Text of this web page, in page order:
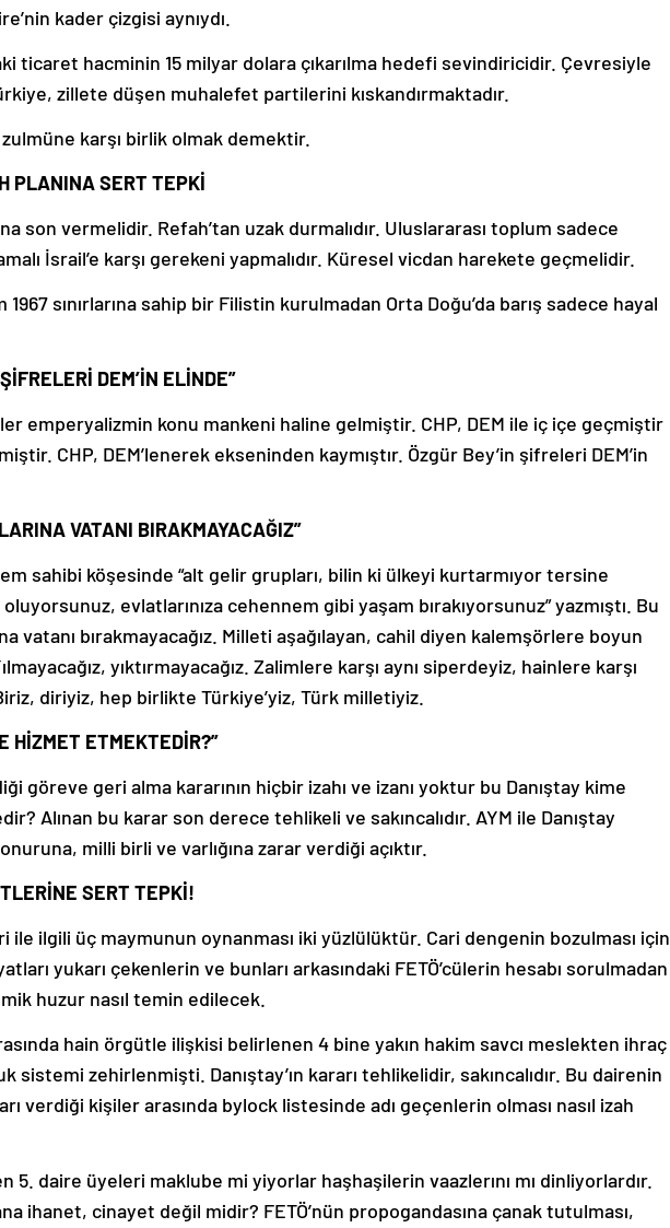
kader çizgisi aynıydı.
ticaret hacminin 15 milyar dolara çıkarılma hedefi sevindiricidir. Çevresiyle
zillete düşen muhalefet partilerini kıskandırmaktadır.
karşı birlik olmak demektir.
PLANINA SERT TEPKİ
son vermelidir. Refah’tan uzak durmalıdır. Uluslararası toplum sadece
İsrail’e karşı gerekeni yapmalıdır. Küresel vicdan harekete geçmelidir.
sınırlarına sahip bir Filistin kurulmadan Orta Doğu’da barış sadece hayal
DEM’İN ELİNDE”
emperyalizmin konu mankeni haline gelmiştir. CHP, DEM ile iç içe geçmiştir
CHP, DEM’lenerek ekseninden kaymıştır. Özgür Bey’in şifreleri DEM’in
VATANI BIRAKMAYACAĞIZ”
sahibi köşesinde “alt gelir grupları, bilin ki ülkeyi kurtarmıyor tersine
oluyorsunuz, evlatlarınıza cehennem gibi yaşam bırakıyorsunuz” yazmıştı. Bu
vatanı bırakmayacağız. Milleti aşağılayan, cahil diyen kalemşörlere boyun
yıktırmayacağız. Zalimlere karşı aynı siperdeyiz, hainlere karşı
diriyiz, hep birlikte Türkiye’yiz, Türk milletiyiz.
HİZMET ETMEKTEDİR?”
göreve geri alma kararının hiçbir izahı ve izanı yoktur bu Danıştay kime
Alınan bu karar son derece tehlikeli ve sakıncalıdır. AYM ile Danıştay
milli birli ve varlığına zarar verdiği açıktır.
SERT TEPKİ!
ile ilgili üç maymunun oynanması iki yüzlülüktür. Cari dengenin bozulması için
yukarı çekenlerin ve bunları arkasındaki FETÖ’cülerin hesabı sorulmadan
huzur nasıl temin edilecek.
hain örgütle ilişkisi belirlenen 4 bine yakın hakim savcı meslekten ihraç
sistemi zehirlenmişti. Danıştay’ın kararı tehlikelidir, sakıncalıdır. Bu dairenin
verdiği kişiler arasında bylock listesinde adı geçenlerin olması nasıl izah
5. daire üyeleri maklube mi yiyorlar haşhaşilerin vaazlerını mı dinliyorlardır.
ihanet, cinayet değil midir? FETÖ’nün propogandasına çanak tutulması,